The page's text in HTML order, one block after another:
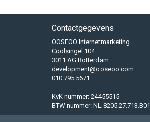
Contactgegevens
OOSEOO Internetmarketing
Coolsingel 104
3011 AG Rotterdam
development@ooseoo.com
010 795 5671
KvK nummer: 24455515
BTW nummer: NL 8205.27.713.B01